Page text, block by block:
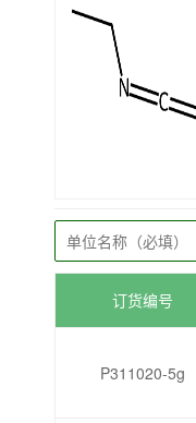
订货编号
P311020-5g